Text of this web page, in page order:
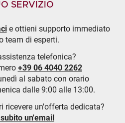
SERVIZIO
e ottieni supporto immediato
team di esperti.
telefonica?
+39 06 4040 2262
al sabato con orario
dalle 9:00 alle 13:00.
ricevere un'offerta dedicata?
un'email